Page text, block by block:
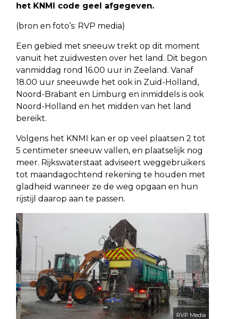
het KNMI code geel afgegeven.
(bron en foto’s: RVP media)
Een gebied met sneeuw trekt op dit moment
vanuit het zuidwesten over het land. Dit begon
vanmiddag rond 16.00 uur in Zeeland. Vanaf
18.00 uur sneeuwde het ook in Zuid-Holland,
Noord-Brabant en Limburg en inmiddels is ook
Noord-Holland en het midden van het land
bereikt.
Volgens het KNMI kan er op veel plaatsen 2 tot
5 centimeter sneeuw vallen, en plaatselijk nog
meer. Rijkswaterstaat adviseert weggebruikers
tot maandagochtend rekening te houden met
gladheid wanneer ze de weg opgaan en hun
rijstijl daarop aan te passen.
RVP Media